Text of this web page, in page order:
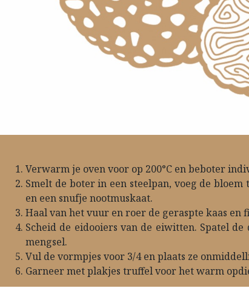
Verwarm je oven voor op 200°C en beboter
Smelt de boter in een steelpan, voeg de
en een snufje nootmuskaat.
Haal van het vuur en roer de geraspte kaas
Scheid de eidooiers van de eiwitten. Spatel
mengsel.
Vul de vormpjes voor 3/4 en plaats ze
Garneer met plakjes truffel voor het warm